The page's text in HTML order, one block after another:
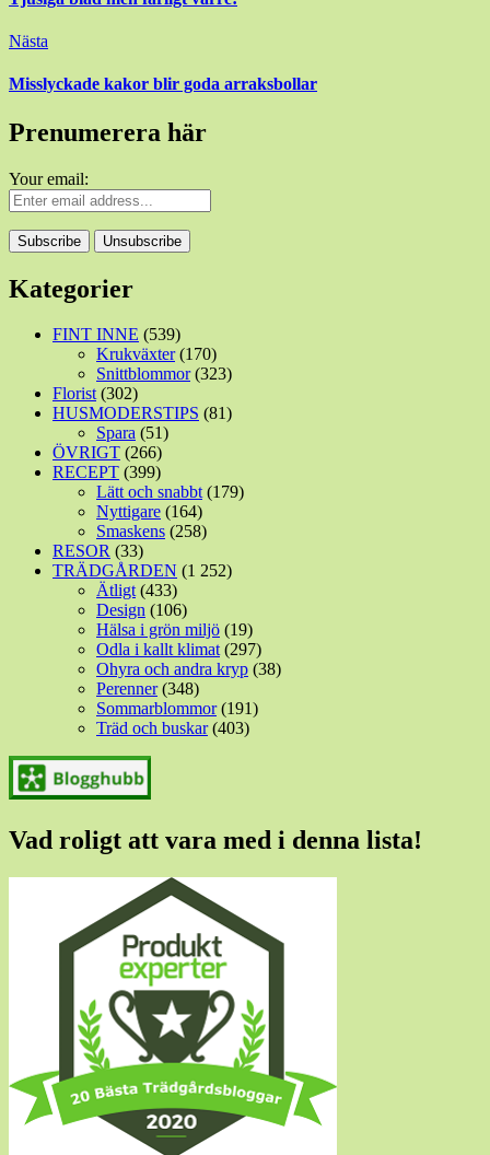
Nästa
Misslyckade kakor blir goda arraksbollar
Prenumerera här
Your email:
Kategorier
FINT INNE (539)
Krukväxter(170)
Snittblommor(323)
Florist(302)
HUSMODERSTIPS (81)
Spara (51)
ÖVRIGT (266)
RECEPT (399)
Lätt och snabbt(179)
Nyttigare (164)
Smaskens (258)
RESOR (33)
TRÄDGÅRDEN (1 252)
Ätligt(433)
Design (106)
Hälsa i grön miljö (19)
Odla i kallt klimat(297)
Ohyra och andra kryp (38)
Perenner(348)
Sommarblommor(191)
Träd och buskar(403)
Vad roligt att vara med i denna lista!